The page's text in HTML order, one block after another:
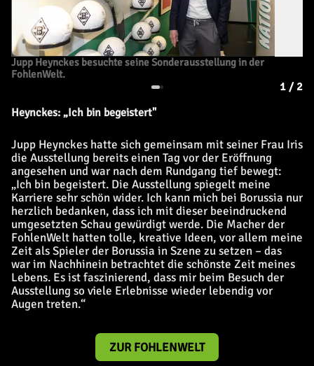
Jupp Heynckes besuchte seine Sonderausstellung in der
FohlenWelt.
1 / 2
Heynckes: „Ich bin begeistert"
Jupp Heynckes hatte sich gemeinsam mit seiner Frau Iris
die Ausstellung bereits einen Tag vor der Eröffnung
angesehen und war nach dem Rundgang tief bewegt:
„Ich bin begeistert. Die Ausstellung spiegelt meine
Karriere sehr schön wider. Ich kann mich bei Borussia nur
herzlich bedanken, dass ich mit dieser beeindruckend
umgesetzten Schau gewürdigt werde. Die Macher der
FohlenWelt hatten tolle, kreative Ideen, vor allem meine
Zeit als Spieler der Borussia in Szene zu setzen – das
war im Nachhinein betrachtet die schönste Zeit meines
Lebens. Es ist faszinierend, dass mir beim Besuch der
Ausstellung so viele Erlebnisse wieder lebendig vor
Augen treten.“
ZUR FOHLENWELT